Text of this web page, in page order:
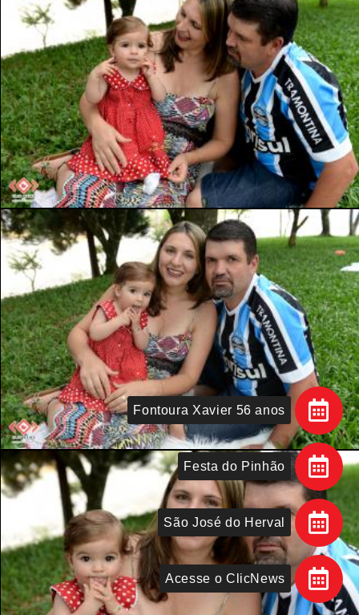
Acesse o ClicNews
São José do Herval
Festa do Pinhão
Fontoura Xavier 56 anos